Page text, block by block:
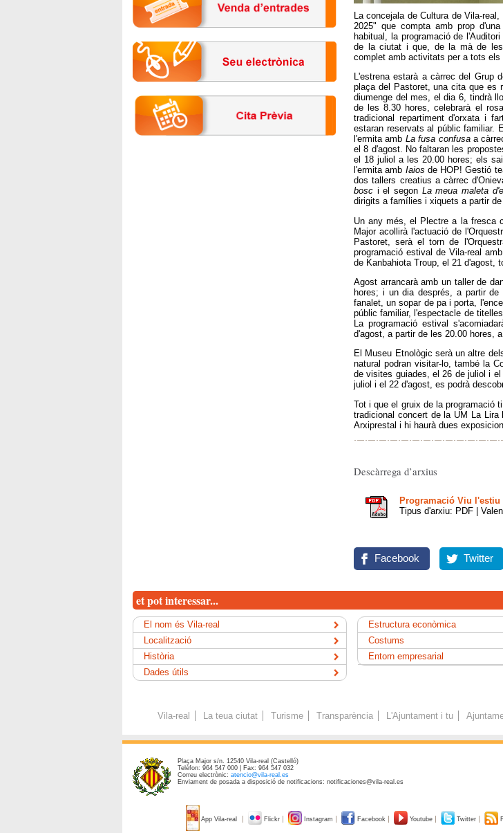
La concejala de Cultura de Vila-
2025" que compta amb prop
habitual, la programació de
de la ciutat i que, de la mà de les
complet amb activitats per a tots
L'estrena estarà a càrrec del Grup
plaça del Pastoret, una cita que es
diumenge del mes, el dia 6, tindrà
de les 8.30 hores, celebrarà el
tradicional repartiment d'orxata i
estaran reservats al públic familiar.
l'ermita amb La fusa confusaa
el 8 d'agost. No faltaran les
el 18 juliol a les 20.00 hores; els
l'ermita amb Iaios de HOP! Gestió
dos tallers creatius a càrrec
bosc i el segon La meua maleta
dirigits a famílies i xiquets a partir
Un any més, el Plectre a la fresca
Major acollirà l'actuació de
Pastoret, serà el torn de
programació estival de Vila-real
de Kanbahiota Troup, el 21 d'agost,
Agost arrancarà amb un taller de
hores; i un dia després, a partir
fanalet, un sopar de pa i porta,
públic familiar, l'espectacle de titelles,
La programació estival
d'agost, a partir de les 20.00 hores,
El Museu Etnològic serà un altre
natural podran visitar-lo, també la
de visites guiades, el 26 de juliol i
juliol i el 22 d'agost, es podrà
Tot i que el gruix de la programació
tradicional concert de la UM La
Arxiprestal i hi haurà dues
Descàrrega d’arxius
Programació Viu l'estiu
Tipus d'arxiu: PDF |
Facebook Twitter
et pot interessar...
El nom és Vila-real
Localització
Història
Dades útils
Estructura econòmica
Costums
Entorn empresarial
Vila-real La teua ciutat Turisme Transparència L'Ajuntament i tu
Plaça Major s/n. 12540 Vila-real (Castelló)
Telèfon: 964 547 000 | Fax: 964 547 032
Correu electrònic: atencio@vila-real.es
Enviament de posada a disposició de notificacions: notificaciones@vila-real.es
App Vila-real Flickr Instagram Facebook Youtube Twitter